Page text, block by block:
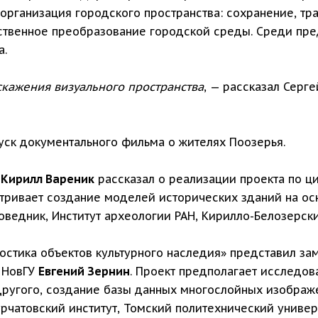
городского пространства: сохранение,
преобразование городской среды. Среди
визуального пространства, — рассказал
документального фильма о жителях Поозерья.
Кирилл Вареник рассказал о реализации проекта по
создание моделей исторических зданий на
Институт археологии РАН, Кирилло-
объектов культурного наследия» представил
Евгений Зернин. Проект предполагает
создание базы данных многослойных
институт, Томский политехнический